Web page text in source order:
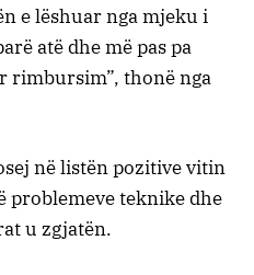
e lëshuar nga mjeku i
atë dhe më pas pa
rimbursim”, thonë nga
në listën pozitive vitin
problemeve teknike dhe
u zgjatën.